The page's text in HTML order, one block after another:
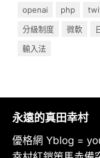
openai
php
分級制度
微軟
輸入法
永遠的真田幸村
優格網 Yblog =